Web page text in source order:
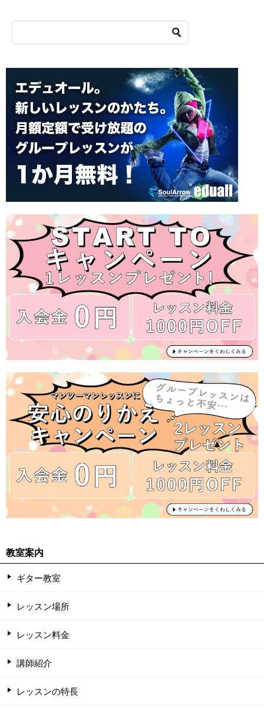
教室案内
ギター教室
レッスン場所
レッスン料金
講師紹介
レッスンの特長